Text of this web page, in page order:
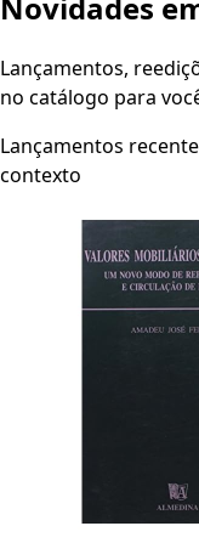
Lançamentos,
no catálogo para
Lançamentos
contexto